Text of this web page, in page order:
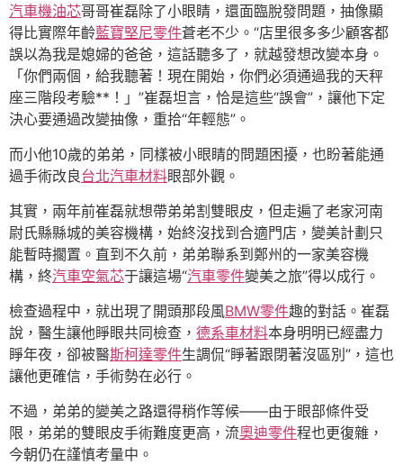
汽車機油芯哥哥崔磊除了小眼睛，還面臨脫發問題，抽像顯
得比實際年齡藍寶堅尼零件蒼老不少。“店里很多多少顧客都
誤以為我是媳婦的爸爸，這話聽多了，就越發想改變本身。
「你們兩個，給我聽著！現在開始，你們必須通過我的天秤
座三階段考驗**！」”崔磊坦言，恰是這些“誤會”，讓他下定
決心要通過改變抽像，重拾“年輕態”。
而小他10歲的弟弟，同樣被小眼睛的問題困擾，也盼著能通
過手術改良台北汽車材料眼部外觀。
其實，兩年前崔磊就想帶弟弟割雙眼皮，但走遍了老家河南
尉氏縣縣城的美容機構，始終沒找到合適門店，變美計劃只
能暫時擱置。直到不久前，弟弟聯系到鄭州的一家美容機
構，終汽車空氣芯于讓這場“汽車零件變美之旅”得以成行。
檢查過程中，就出現了開頭那段風BMW零件趣的對話。崔磊
說，醫生讓他睜眼共同檢查， 德系車材料本身明明已經盡力
睜年夜，卻被醫斯柯達零件生調侃“睜著跟閉著沒區別”，這也
讓他更確信，手術勢在必行。
不過，弟弟的變美之路還得稍作等候——由于眼部條件受
限，弟弟的雙眼皮手術難度更高，流奧迪零件程也更復雜，
今朝仍在謹慎考量中。